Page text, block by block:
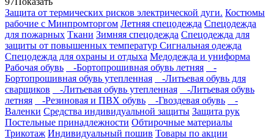
Защита от термических рисков электрической дуги. Костюмы
рабочие с Минпромторгом Летняя спецодежда Спецодежда
для пожарных Ткани Зимняя спецодежда Спецодежда для
защиты от повышенных температур Сигнальная одежда
Спецодежда для охраны и отдыха Медодежда и униформа
Рабочая обувь
-Бортопрошивная обувь летняя
-
Бортопрошивная обувь утепленная
-Литьевая обувь для
сварщиков
-Литьевая обувь утепленная
-Литьевая обувь
летняя
-Резиновая и ПВХ обувь -Гвоздевая обувь
-
Валенки Средства индивидуальной защиты Защита рук
Постельные принадлежности Обтирочные материалы
Трикотаж Индивидуальный пошив Товары по акции